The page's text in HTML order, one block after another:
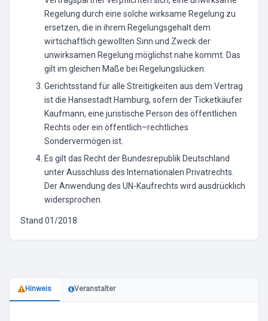
Regelung durch eine solche wirksame Regelung zu
ersetzen, die in ihrem Regelungsgehalt dem
wirtschaftlich gewollten Sinn und Zweck der
unwirksamen Regelung möglichst nahe kommt. Das
gilt im gleichen Maße bei Regelungslücken.
Gerichtsstand für alle Streitigkeiten aus dem Vertrag
ist die Hansestadt Hamburg, sofern der Ticketkäufer
Kaufmann, eine juristische Person des öffentlichen
Rechts oder ein öffentlich–rechtliches
Sondervermögen ist.
Es gilt das Recht der Bundesrepublik Deutschland
unter Ausschluss des Internationalen Privatrechts.
Der Anwendung des UN-Kaufrechts wird ausdrücklich
widersprochen.
Stand 01/2018
Hinweis Veranstalter